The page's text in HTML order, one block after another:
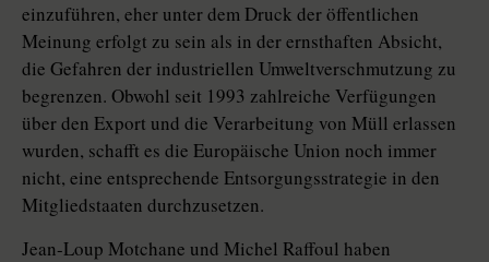
einzuführen, eher unter dem Druck der öffentlichen
Meinung erfolgt zu sein als in der ernsthaften Absicht,
die Gefahren der industriellen Umweltverschmutzung zu
begrenzen. Obwohl seit 1993 zahlreiche Verfügungen
über den Export und die Verarbeitung von Müll erlassen
wurden, schafft es die Europäische Union noch immer
nicht, eine entsprechende Entsorgungsstrategie in den
Mitgliedstaaten durchzusetzen.
Jean-Loup Motchane und Michel Raffoul haben